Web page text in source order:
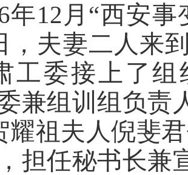
年12月“西安
，夫妻二人来
工委接上了
兼组训组负责
耀祖夫人倪斐
担任秘书长兼